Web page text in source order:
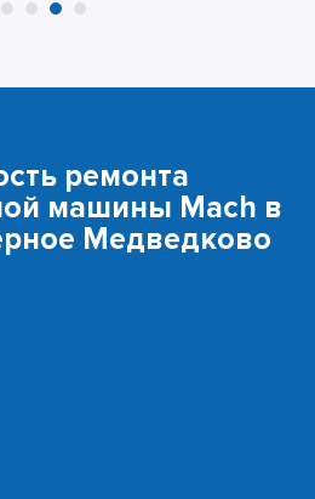
ремонта
машины Mach в
Медведково